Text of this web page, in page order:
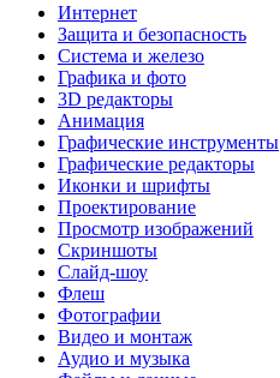
Интернет
Защита и безопасность
Система и железо
Графика и фото
3D редакторы
Анимация
Графические инструменты
Графические редакторы
Иконки и шрифты
Проектирование
Просмотр изображений
Скриншоты
Слайд-шоу
Флеш
Фотографии
Видео и монтаж
Аудио и музыка